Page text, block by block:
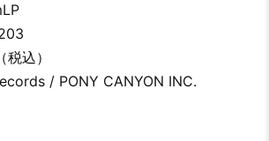
込）
/ PONY CANYON INC.